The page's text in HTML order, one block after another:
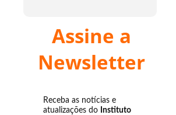
Assine a
Newsletter
Receba as notícias e
atualizações do Instituto